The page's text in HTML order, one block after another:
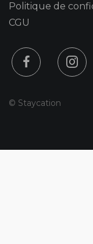
Politique de
CGU
© Staycation